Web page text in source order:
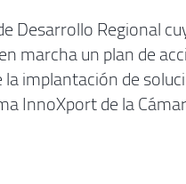
Desarrollo Regional
marcha un plan de
implantación de
InnoXport de la